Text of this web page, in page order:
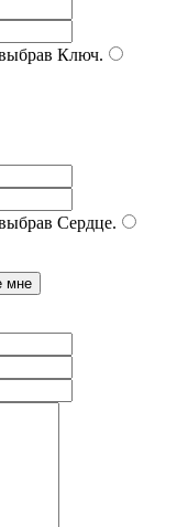
Ключ.
Сердце.